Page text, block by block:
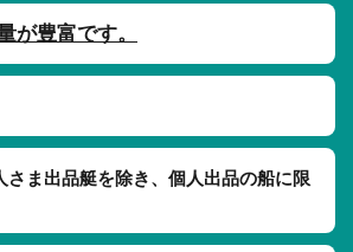
が豊富です。
さま出品艇を除き、個人出品の船に限